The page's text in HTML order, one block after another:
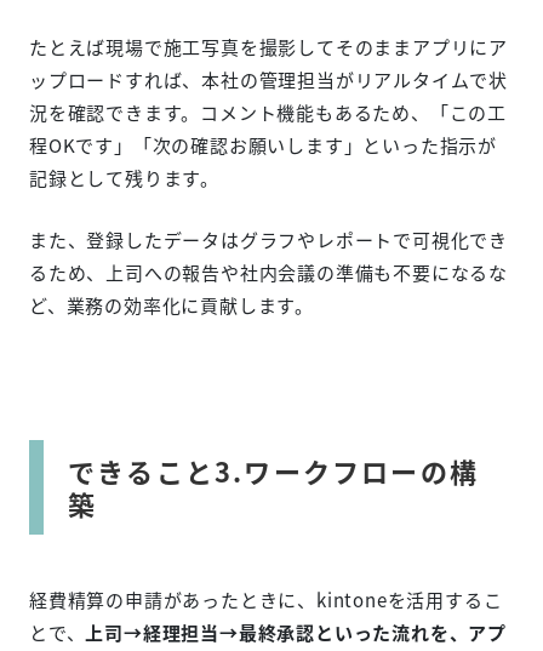
たとえば現場で施工写真を撮影してそのままアプリにア
ップロードすれば、本社の管理担当がリアルタイムで状
況を確認できます。コメント機能もあるため、「この工
程OKです」「次の確認お願いします」といった指示が
記録として残ります。
また、登録したデータはグラフやレポートで可視化でき
るため、上司への報告や社内会議の準備も不要になるな
ど、業務の効率化に貢献します。
できること3.ワークフローの構
築
経費精算の申請があったときに、kintoneを活用するこ
とで、
上司→経理担当→最終承認といった流れを、アプ